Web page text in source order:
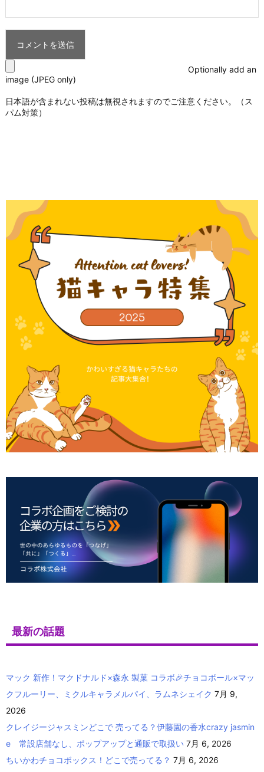
Optionally add an
image (JPEG only)
日本語が含まれない投稿は無視されますのでご注意ください。（ス
パム対策）
最新の話題
マック 新作！マクドナルド×森永 製菓 コラボ🎉チョコボール×マッ
クフルーリー、ミクルキャラメルパイ、ラムネシェイク 7月 9,
2026
クレイジージャスミンどこで 売ってる？伊藤園の香水crazy jasmin
e 常設店舗なし、ポップアップと通販で取扱い 7月 6, 2026
ちいかわチョコボックス！どこで売ってる？ 7月 6, 2026